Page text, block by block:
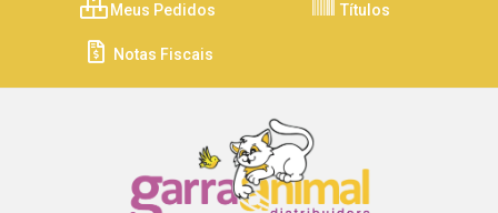
Meus Pedidos Títulos
Notas Fiscais